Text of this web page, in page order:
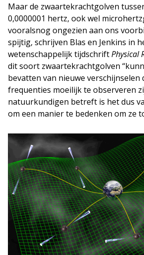
Maar de zwaartekrachtgolven
0,0000001 hertz, ook wel
vooralsnog ongezien aan ons
spijtig, schrijven Blas en Jenkins in
wetenschappelijk tijdschriftPhysical
dit soort zwaartekrachtgolven
bevatten van nieuwe verschijnselen
frequenties moeilijk te observeren
natuurkundigen betreft is het dus
om een manier te bedenken om ze